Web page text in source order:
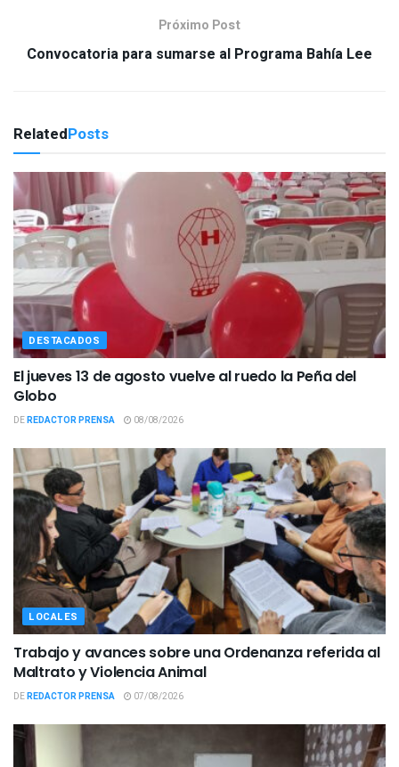
Próximo Post
Convocatoria para sumarse al Programa Bahía Lee
RelatedPosts
DESTACADOS
El jueves 13 de agosto vuelve al ruedo la Peña del
Globo
DEREDACTOR PRENSA 08/08/2026
LOCALES
Trabajo y avances sobre una Ordenanza referida al
Maltrato y Violencia Animal
DEREDACTOR PRENSA 07/08/2026